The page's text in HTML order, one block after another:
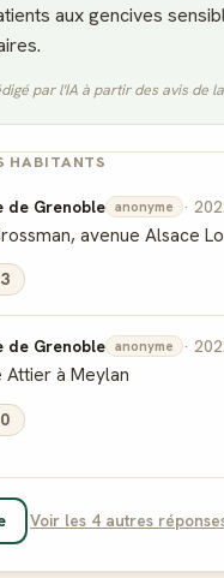
aux gencives
par l'IA à partir des avis de
HABITANTS
de Grenoble anonyme ·
avenue Alsace
3
de Grenoble anonyme ·
à Meylan
0
Voir les 4 autres